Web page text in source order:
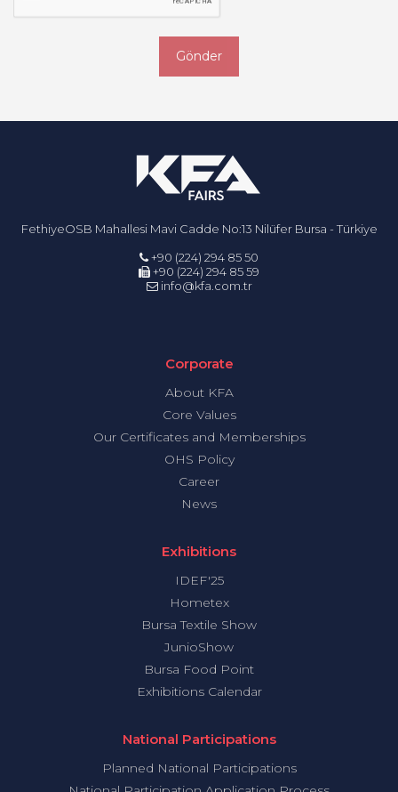
Gönder
FethiyeOSB Mahallesi Mavi Cadde No:13 Nilüfer Bursa - Türkiye
+90 (224) 294 85 50
+90 (224) 294 85 59
info@kfa.com.tr
Corporate
About KFA
Core Values
Our Certificates and Memberships
OHS Policy
Career
News
Exhibitions
IDEF'25
Hometex
Bursa Textile Show
JunioShow
Bursa Food Point
Exhibitions Calendar
National Participations
Planned National Participations